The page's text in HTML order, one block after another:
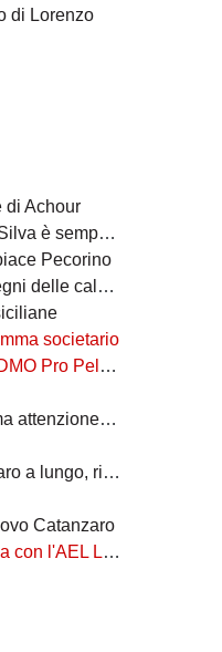
di Lorenzo
di Achour
più vicino
Pecorino
calabresi
societario
Pellaro 1919
alle sorprese"
Serie A e B"
Catanzaro
Limassol